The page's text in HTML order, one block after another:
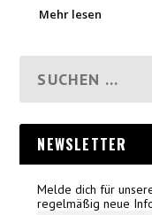
Mehr lesen
NEWSLETTER
Melde dich für
regelmäßig neue